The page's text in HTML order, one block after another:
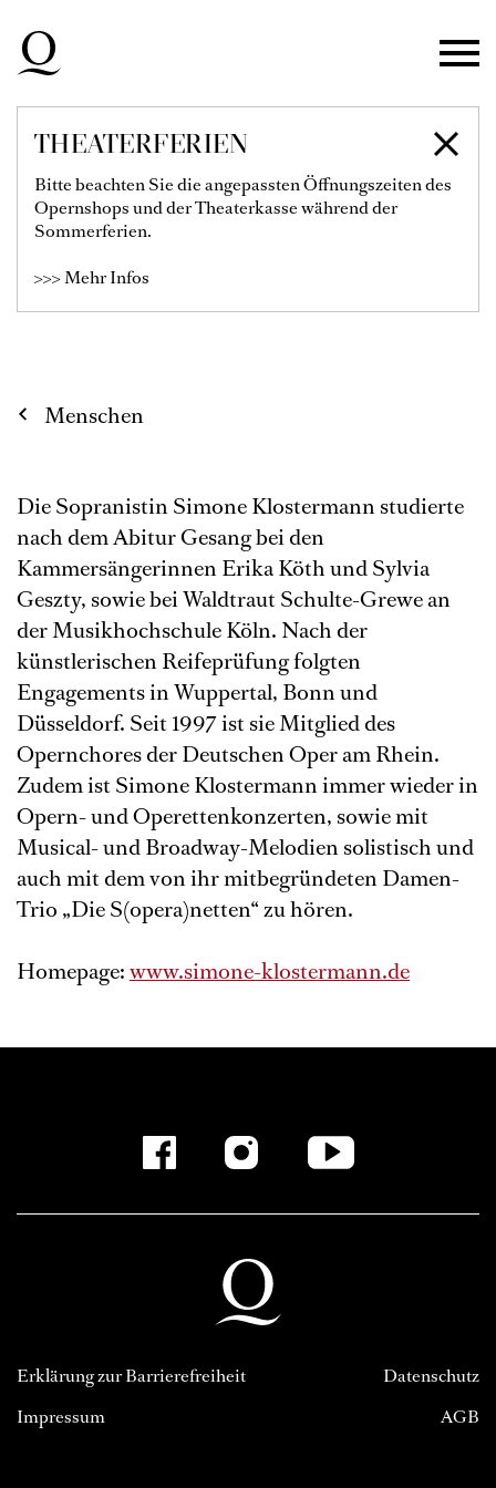
Zur Hauptnavigation springen
Zum Hauptinhalt springen
Zum Footer springen
THEATERFERIEN
Bitte beachten Sie die angepassten Öffnungszeiten des
Opernshops und der Theaterkasse während der
Sommerferien.
>>> Mehr Infos
SIMONE
KLOSTERMANN
Menschen
Die Sopranistin Simone Klostermann studierte
nach dem Abitur Gesang bei den
Kammersängerinnen Erika Köth und Sylvia
Geszty, sowie bei Waldtraut Schulte-Grewe an
der Musikhochschule Köln. Nach der
künstlerischen Reifeprüfung folgten
Engagements in Wuppertal, Bonn und
Düsseldorf. Seit 1997 ist sie Mitglied des
Opernchores der Deutschen Oper am Rhein.
Zudem ist Simone Klostermann immer wieder in
Opern- und Operettenkonzerten, sowie mit
Musical- und Broadway-Melodien solistisch und
auch mit dem von ihr mitbegründeten Damen-
Trio „Die S(opera)netten“ zu hören.
Homepage:www.simone-klostermann.de
Erklärung zur Barrierefreiheit
Impressum
Datenschutz
AGB